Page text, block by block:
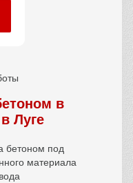
в
Луге
бетоном под
материала